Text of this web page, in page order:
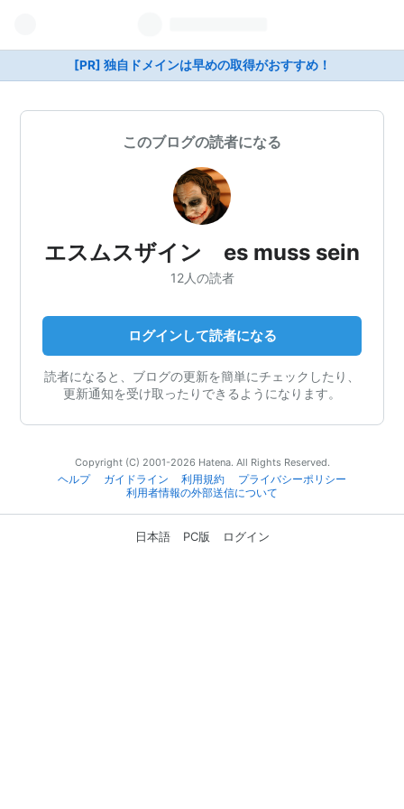
[PR] 独自ドメインは早めの取得がおすすめ！
このブログの読者になる
エスムスザイン es muss sein
12人の読者
ログインして読者になる
読者になると、ブログの更新を簡単にチェックしたり、
更新通知を受け取ったりできるようになります。
Copyright (C) 2001-2026 Hatena. All Rights Reserved.
ヘルプ
ガイドライン 利用規約
プライバシーポリシー
利用者情報の外部送信について
日本語 PC版 ログイン